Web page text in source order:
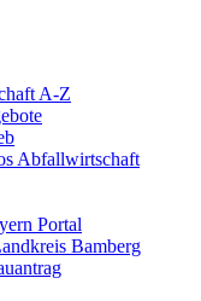
A-Z
Abfallwirtschaft
Portal
Bamberg